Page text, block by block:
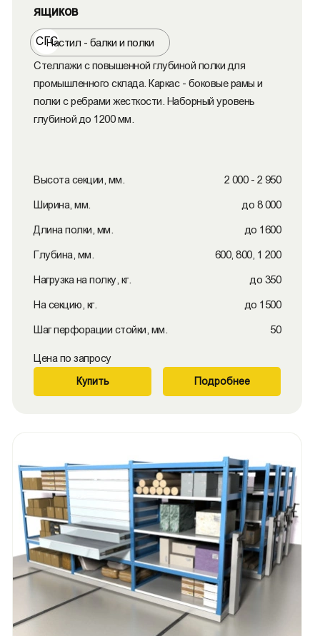
ящиков
СГСНастил - балки и полки
Стеллажи с повышенной глубиной полки для
промышленного склада. Каркас - боковые рамы и
полки с ребрами жесткости. Наборный уровень
глубиной до 1200 мм.
Высота секции, мм. 2 000 - 2 950
Ширина, мм. до 8 000
Длина полки, мм. до 1600
Глубина, мм. 600, 800, 1 200
Нагрузка на полку, кг. до 350
На секцию, кг. до 1500
Шаг перфорации стойки, мм. 50
Цена по запросу
Купить Подробнее